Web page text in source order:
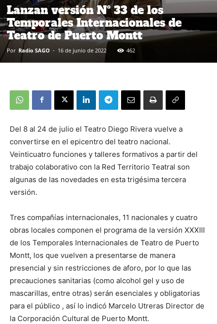
Lanzan versión Nº 33 de los
Temporales Internacionales de
Teatro de Puerto Montt
Por Radio SAGO - 16 de junio de 2022 462
Del 8 al 24 de julio el Teatro Diego Rivera vuelve a
convertirse en el epicentro del teatro nacional.
Veinticuatro funciones y talleres formativos a partir del
trabajo colaborativo con la Red Territorio Teatral son
algunas de las novedades en esta trigésima tercera
versión.
Tres compañías internacionales, 11 nacionales y cuatro
obras locales componen el programa de la versión XXXIII
de los Temporales Internacionales de Teatro de Puerto
Montt, los que vuelven a presentarse de manera
presencial y sin restricciones de aforo, por lo que las
precauciones sanitarias (como alcohol gel y uso de
mascarillas, entre otras) serán esenciales y obligatorias
para el público , así lo indicó Marcelo Utreras Director de
la Corporación Cultural de Puerto Montt.